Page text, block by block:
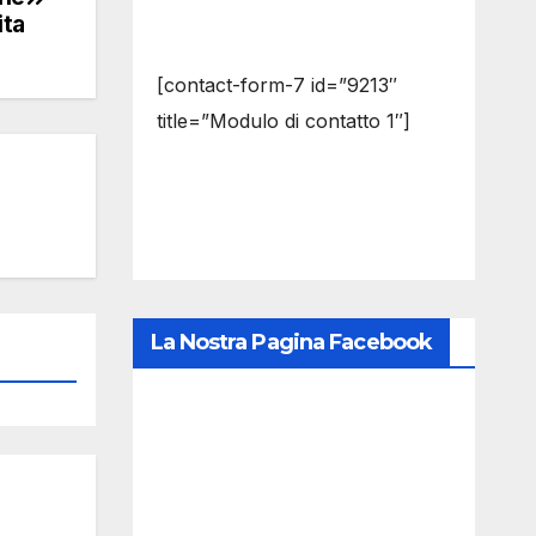
[contact-form-7 id=”9213″
title=”Modulo di contatto 1″]
La Nostra Pagina Facebook